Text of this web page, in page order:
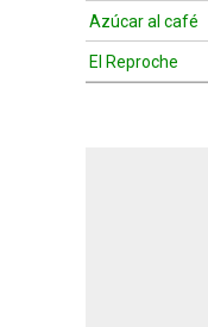
Azúcar al café
El Reproche